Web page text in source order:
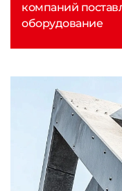
компаний
оборудование